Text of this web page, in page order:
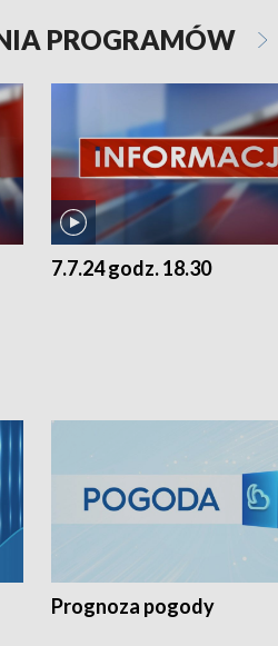
PROGRAMÓW
7.7.24 godz. 18.30
Prognoza pogody